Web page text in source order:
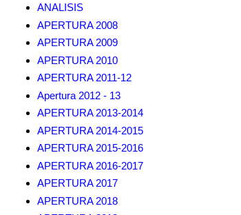
ANALISIS
APERTURA 2008
APERTURA 2009
APERTURA 2010
APERTURA 2011-12
Apertura 2012 - 13
APERTURA 2013-2014
APERTURA 2014-2015
APERTURA 2015-2016
APERTURA 2016-2017
APERTURA 2017
APERTURA 2018